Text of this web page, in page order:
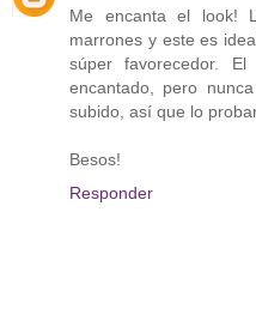
Me encanta el look!
marrones y este es
súper favorecedor.
encantado, pero
subido, así que lo
Besos!
Responder